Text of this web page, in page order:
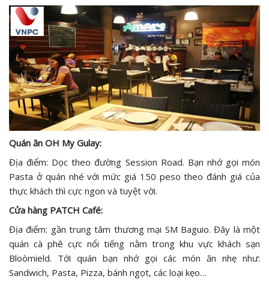
Quán ăn OH My Gulay:
Địa điểm: Dọc theo đường Session Road. Bạn nhớ gọi món
Pasta ở quán nhé với mức giá 150 peso theo đánh giá của
thực khách thì cực ngon và tuyệt vời.
Cửa hàng PATCH Café:
Địa điểm: gần trung tâm thương mại SM Baguio. Đây là một
quán cà phê cực nổi tiếng nằm trong khu vực khách sạn
Bloòmield. Tới quán bạn nhớ gọi các món ăn nhẹ như:
Sandwich, Pasta, Pizza, bánh ngọt, các loại kẹo…